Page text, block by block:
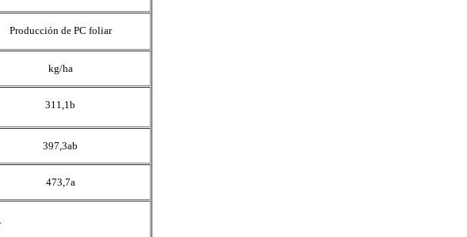
Producción de PC foliar
kg/ha
311,1b
397,3ab
473,7a